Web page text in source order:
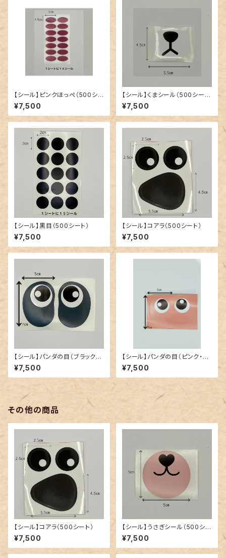
【シール】ピンクほっぺ（500シ
ート）
¥7,500
【シール】くまシール（500シー
ト）
¥7,500
【シール】黒目（500シート）
¥7,500
【シール】コアラ（500シート）
¥7,500
【シール】パンダの目（ブラック：5
00シート）
¥7,500
【シール】パンダの目（ピンク・50
0シート）
¥7,500
その他の商品
【シール】コアラ（500シート）
¥7,500
【シール】うさぎシール（500シー
ト）
¥7,500